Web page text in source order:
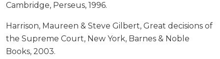
Cambridge, Perseus, 1996.
Harrison, Maureen & Steve Gilbert, Great decisions of
the Supreme Court, New York, Barnes & Noble
Books, 2003.